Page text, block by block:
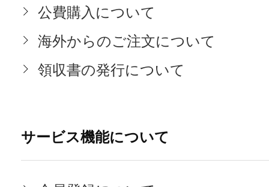
公費購入について
海外からのご注文について
領収書の発行について
サービス機能について